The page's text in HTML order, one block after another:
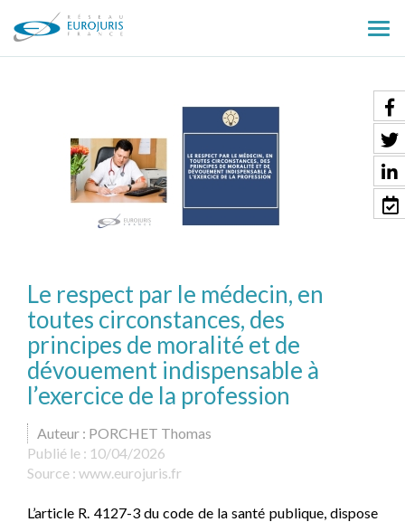
le
Le respect par le médecin, en
toutes circonstances, des
principes de moralité et de
dévouement indispensable à
l’exercice de la profession
Auteur : PORCHET Thomas
Publié le : 10/04/2026
Source : www.eurojuris.fr
L’article R. 4127-3 du code de la santé publique, dispose